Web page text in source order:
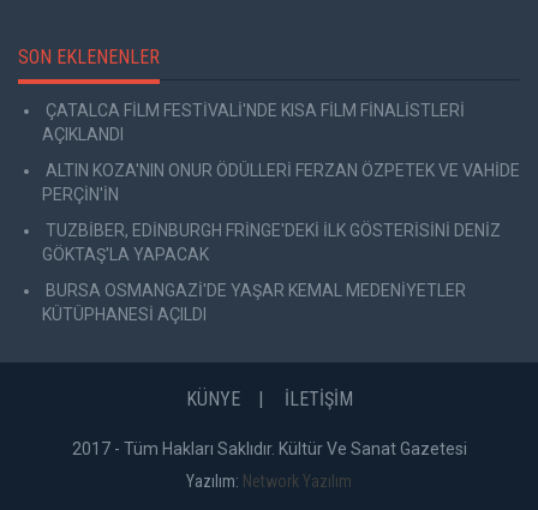
SON EKLENENLER
ÇATALCA FİLM FESTİVALİ'NDE KISA FİLM FİNALİSTLERİ
AÇIKLANDI
ALTIN KOZA'NIN ONUR ÖDÜLLERİ FERZAN ÖZPETEK VE VAHİDE
PERÇİN'İN
TUZBİBER, EDİNBURGH FRİNGE'DEKİ İLK GÖSTERİSİNİ DENİZ
GÖKTAŞ'LA YAPACAK
BURSA OSMANGAZİ'DE YAŞAR KEMAL MEDENİYETLER
KÜTÜPHANESİ AÇILDI
KÜNYE İLETİŞİM
2017 - Tüm Hakları Saklıdır. Kültür Ve Sanat Gazetesi
Yazılım: Network Yazılım